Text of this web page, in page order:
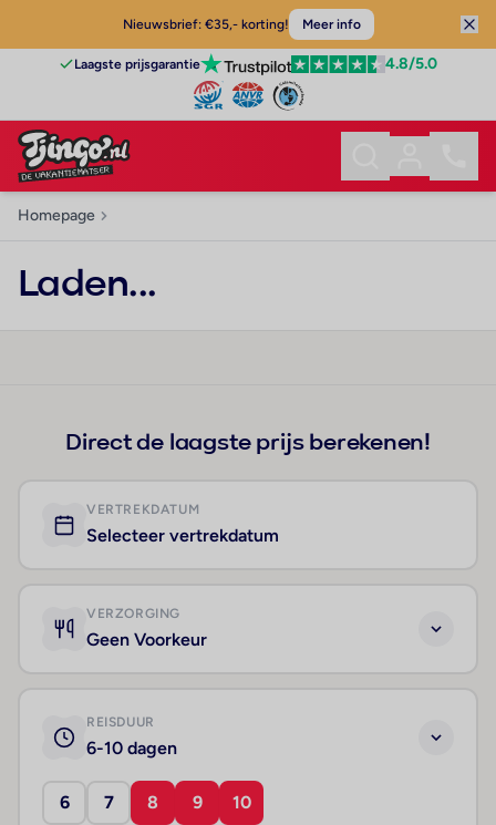
Nieuwsbrief: €35,- korting! Meer info
Laagste prijsgarantie 4.8/5.0
Homepage
Laden...
Direct de laagste prijs berekenen!
VERTREKDATUM
Selecteer vertrekdatum
VERZORGING
Geen Voorkeur
REISDUUR
6-10 dagen
6 7 8 9 10